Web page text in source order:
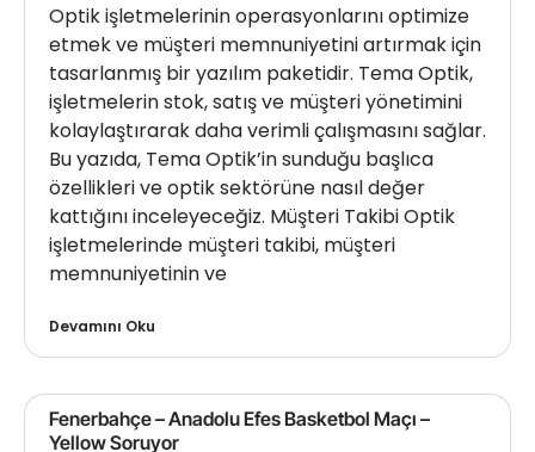
Optik işletmelerinin operasyonlarını optimize
etmek ve müşteri memnuniyetini artırmak için
tasarlanmış bir yazılım paketidir. Tema Optik,
işletmelerin stok, satış ve müşteri yönetimini
kolaylaştırarak daha verimli çalışmasını sağlar.
Bu yazıda, Tema Optik’in sunduğu başlıca
özellikleri ve optik sektörüne nasıl değer
kattığını inceleyeceğiz. Müşteri Takibi Optik
işletmelerinde müşteri takibi, müşteri
memnuniyetinin ve
Devamını Oku
Fenerbahçe – Anadolu Efes Basketbol Maçı –
Yellow Soruyor